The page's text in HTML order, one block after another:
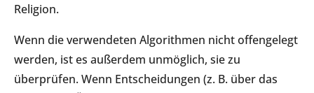
Religion.
Wenn die verwendeten Algorithmen nicht offengelegt
werden, ist es außerdem unmöglich, sie zu
überprüfen. Wenn Entscheidungen (z. B. über das